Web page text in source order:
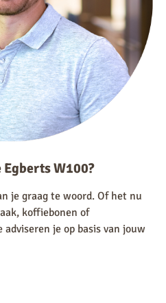
Egberts W100?
je graag te woord. Of het nu
koffiebonen of
je op basis van jouw